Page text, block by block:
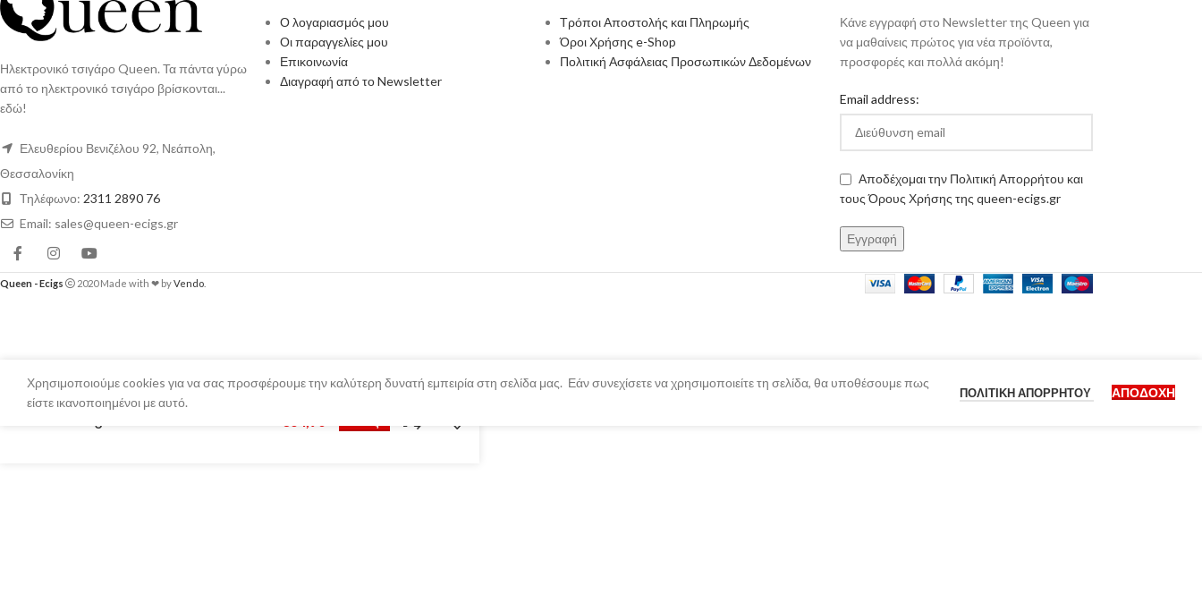
Ηλεκτρονικό τσιγάρο Queen. Τα πάντα γύρω
από το ηλεκτρονικό τσιγάρο βρίσκονται...
εδώ!
Ελευθερίου Βενιζέλου 92, Νεάπολη,
Θεσσαλονίκη
Τηλέφωνο: 2311 2890 76
Email: sales@queen-ecigs.gr
Ο λογαριασμός μου
Οι παραγγελίες μου
Επικοινωνία
Διαγραφή από το Newsletter
Τρόποι Αποστολής και Πληρωμής
Όροι Χρήσης e-Shop
Πολιτική Ασφάλειας Προσωπικών Δεδομένων
Κάνε εγγραφή στο Newsletter της Queen για
να μαθαίνεις πρώτος για νέα προϊόντα,
προσφορές και πολλά ακόμη!
Email address:
Αποδέχομαι την Πολιτική Απορρήτου και
τους Όρους Χρήσης της queen-ecigs.gr
Queen - Ecigs 2020 Made with ❤ byVendo
Χρησιμοποιούμε cookies για να σας προσφέρουμε την καλύτερη δυνατή εμπειρία στη σελίδα μας. Εάν συνεχίσετε να χρησιμοποιείτε τη σελίδα, θα υποθέσουμε πως
είστε ικανοποιημένοι με αυτό.
ΠΟΛΙΤΙΚΉ ΑΠΟΡΡΉΤΟΥ ΑΠΟΔΟΧΉ